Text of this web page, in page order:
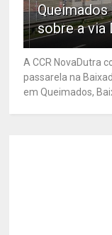
sobre a via
A CCR NovaDutra
passarela na
em Queimados,